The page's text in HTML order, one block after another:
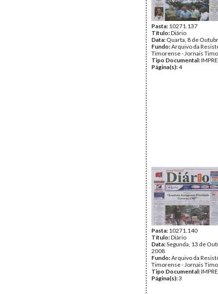
Pasta: 10271.137
Título:Diário
Data: Quarta, 8 de
Fundo:Arquivo da
Timorense - Jornais
Tipo Documental:
Página(s):4
Pasta: 10271.140
Título:Diário
Data:Segunda, 13 de
2008
Fundo:Arquivo da
Timorense - Jornais
Tipo Documental:
Página(s):3